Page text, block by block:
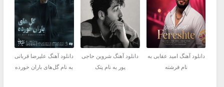
دانلود آهنگ امید عقابی به
نام فرشته
دانلود آهنگ شروین حاجی
پور به نام پتک
دانلود آهنگ علیرضا قربانی
به نام گل‌های باران خورده